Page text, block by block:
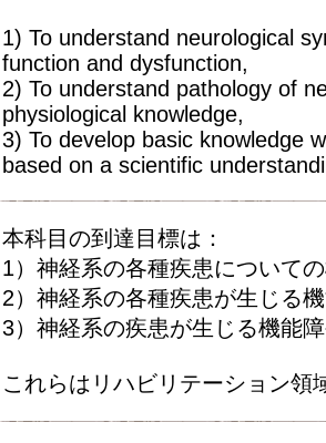
1) To understand neurological
function and dysfunction,
2) To understand pathology of
physiological knowledge,
3) To develop basic knowledge
based on a scientific
本科目の到達目標は：
1）神経系の各種疾患について
2）神経系の各種疾患が生じる
3）神経系の疾患が生じる機能
これらはリハビリテーション領